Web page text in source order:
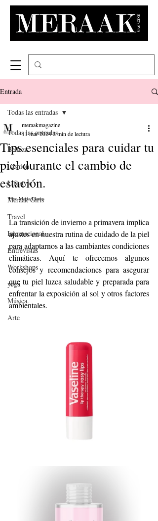
Entrada
Todas las entradas
Belleza
Fashion
Lifestyle
Meraak Girls
Travel
Internacional
Entrevistas
Workshops
yoga
Música.
Arte
Todas las entradas
Tips esenciales para cuidar tu
piel durante el cambio de
estación.
meraakmagazine
11 mar 20242 min de lectura
Por: María Llanas
La transición de invierno a primavera implica
ajustes en nuestra rutina de cuidado de la piel
para adaptarnos a las cambiantes condiciones
climáticas. Aquí te ofrecemos algunos
consejos y recomendaciones para asegurar
que tu piel luzca saludable y preparada para
enfrentar la exposición al sol y otros factores
ambientales.